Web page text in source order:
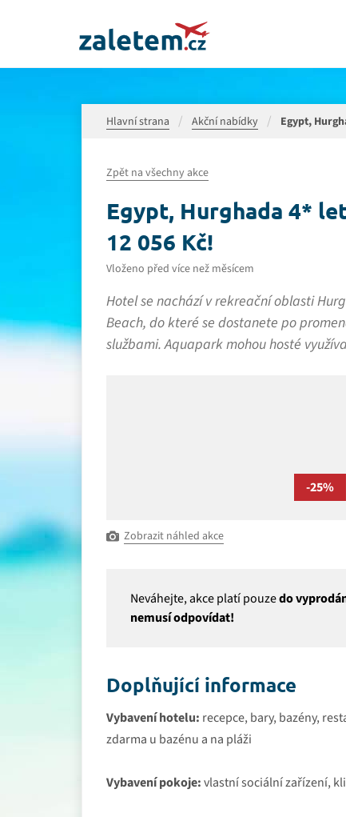
Hlavní strana Akční nabídky Egypt,
Zpět na všechny akce
Egypt, Hurghada 4*
12 056 Kč!
Vloženo před více než měsícem
Hotel se nachází v rekreační oblasti
Beach, do které se dostanete po
službami. Aquapark mohou hosté
-25%
Zobrazit náhled akce
Neváhejte, akce platí pouzedo
nemusí odpovídat!
Doplňující informace
Vybavení hotelu: recepce, bary, bazény,
zdarma u bazénu a na pláži
Vybavení pokoje:vlastní sociální zařízení,